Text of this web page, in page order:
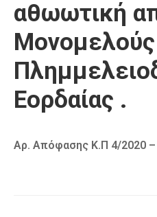
αθωωτική
Μονομελούς
Εορδαίας .
Αρ. Απόφασης Κ.Π 4/2020 –